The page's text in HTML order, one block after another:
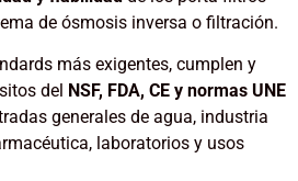
de ósmosis inversa o filtración.
más exigentes, cumplen y
del NSF, FDA, CE y normas UNE
generales de agua, industria
laboratorios y usos